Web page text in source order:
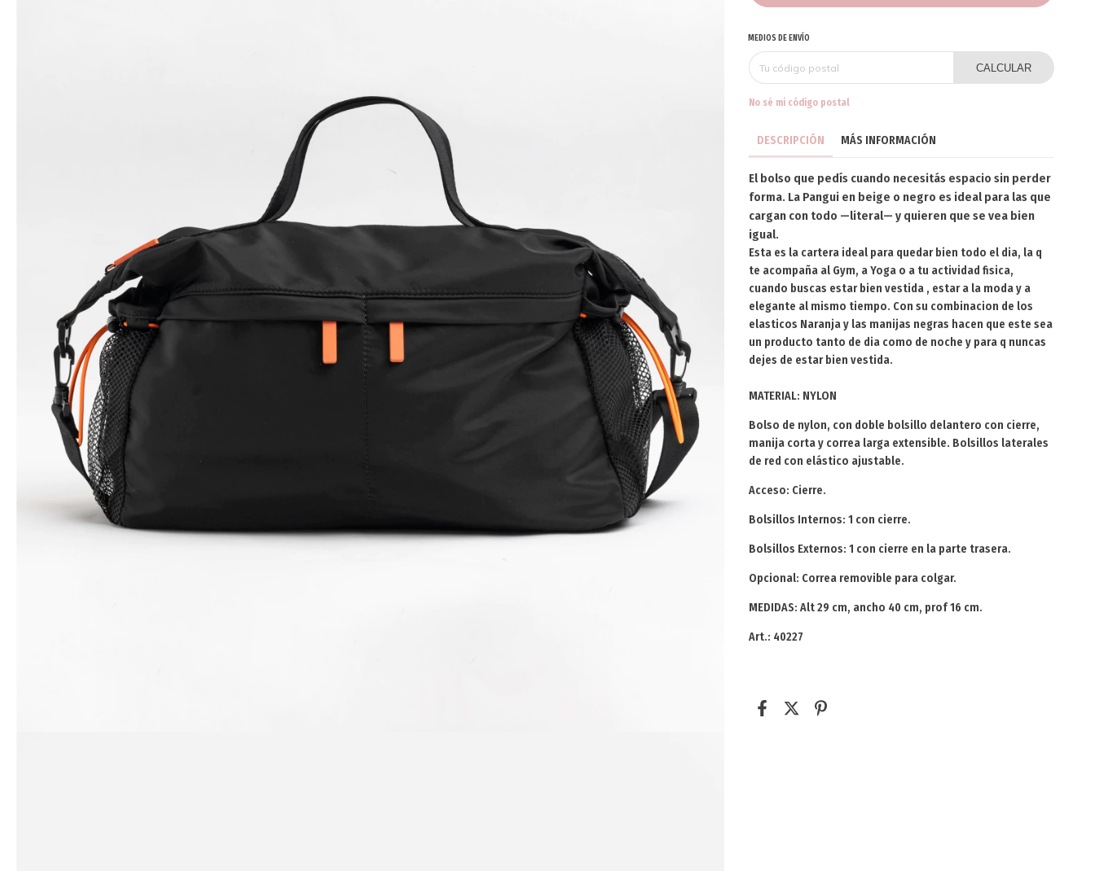
MEDIOS DE ENVÍO
CALCULAR
No sé mi código postal
DESCRIPCIÓN MÁS INFORMACIÓN
El bolso que pedís cuando necesitás espacio sin perder
forma. La Pangui en beige o negro es ideal para las que
cargan con todo —literal— y quieren que se vea bien
igual.
Esta es la cartera ideal para quedar bien todo el dia, la q
te acompaña al Gym, a Yoga o a tu actividad fisica,
cuando buscas estar bien vestida , estar a la moda y a
elegante al mismo tiempo. Con su combinacion de los
elasticos Naranja y las manijas negras hacen que este sea
un producto tanto de dia como de noche y para q nuncas
dejes de estar bien vestida.
MATERIAL: NYLON
Bolso de nylon, con doble bolsillo delantero con cierre,
manija corta y correa larga extensible. Bolsillos laterales
de red con elástico ajustable.
Acceso: Cierre.
Bolsillos Internos: 1 con cierre.
Bolsillos Externos: 1 con cierre en la parte trasera.
Opcional: Correa removible para colgar.
MEDIDAS: Alt 29 cm, ancho 40 cm, prof 16 cm.
Art.: 40227